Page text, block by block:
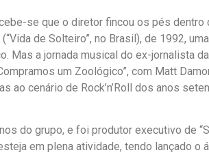
se que o diretor fincou os pés dentro
de Solteiro”, no Brasil), de 1992,
Mas a jornada musical do ex-jornalista
um Zoológico”, com Matt
cenário de Rock’n’Roll dos anos
do grupo, e foi produtor executivo de
em plena atividade, tendo lançado o